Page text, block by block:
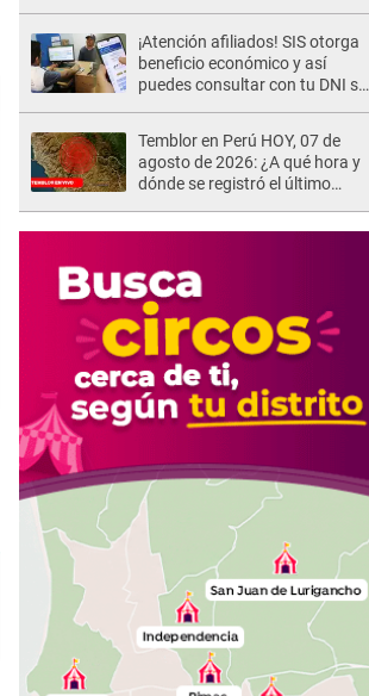
¡Atención afiliados! SIS otorga
beneficio económico y así
puedes consultar con tu DNI si
Temblor en Perú HOY, 07 de
agosto de 2026: ¿A qué hora y
dónde se registró el último